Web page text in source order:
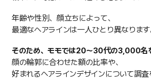
年齢や性別、顔立ちによって、
最適なヘアラインは一人ひとり異なります
そのため、モモでは20〜30代の3,000名
顔の輪郭に合わせた額の比率や、
好まれるヘアラインデザインについて調査